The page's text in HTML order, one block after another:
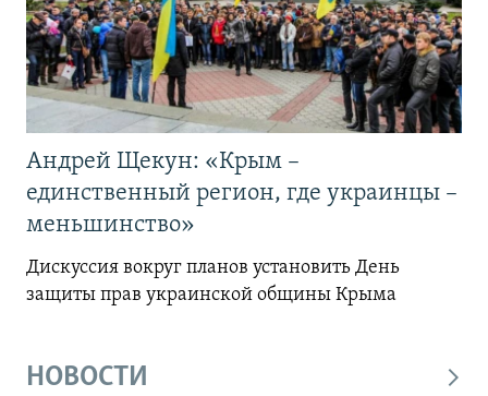
Андрей Щекун: «Крым –
единственный регион, где украинцы –
меньшинство»
Дискуссия вокруг планов установить День
защиты прав украинской общины Крыма
НОВОСТИ